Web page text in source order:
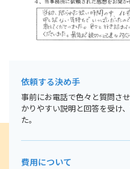
営
【平日
お問い合わせ
依頼する決め手
事前にお電話で色々と質問さ
かりやすい説明と回答を受け
た。
費用について